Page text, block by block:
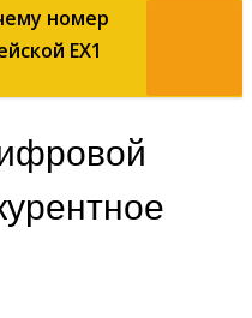
номер
EX1